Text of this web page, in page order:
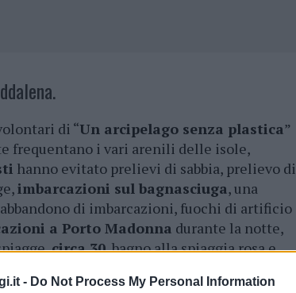
- Do Not Process My Personal Information
di “Un arcipelago senza plastica”
frequentano i vari arenili delle isole,
hanno evitato prelievi di sabbia, prelievo di
imbarcazioni sul bagnasciuga, una
di imbarcazioni, fuochi di artificio
a Porto Madonna durante la notte,
circa 30, bagno alla spiaggia rosa e